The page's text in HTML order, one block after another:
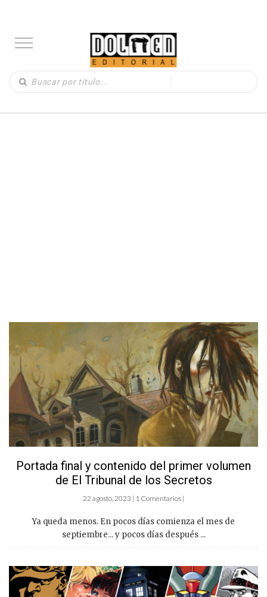
Portada final y contenido del primer volumen
de El Tribunal de los Secretos
22 agosto, 2023 | 1 Comentarios |
Ya queda menos. En pocos días comienza el mes de
septiembre... y pocos días después ...